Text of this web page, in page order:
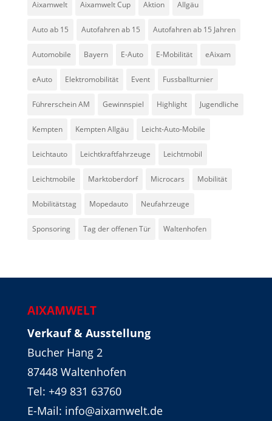
Aixamwelt Aixamwelt Cup Aktion Allgäu
Auto ab 15 Autofahren ab 15 Autofahren ab 15 Jahren
Automobile Bayern E-Auto E-Mobilität eAixam
eAuto Elektromobilität Event Fussballturnier
Führerschein AM Gewinnspiel Highlight Jugendliche
Kempten Kempten Allgäu Leicht-Auto-Mobile
Leichtauto Leichtkraftfahrzeuge Leichtmobil
Leichtmobile Marktoberdorf Microcars Mobilität
Mobilitätstag Mopedauto Neufahrzeuge
Sponsoring Tag der offenen Tür Waltenhofen
AIXAMWELT
Verkauf & Ausstellung
Bucher Hang 2
87448 Waltenhofen
Tel: +49 831 63760
E-Mail: info@aixamwelt.de